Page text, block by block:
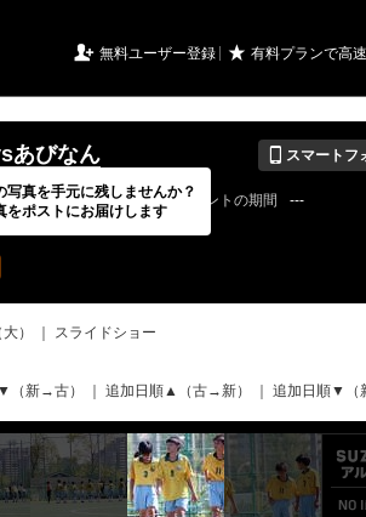
 無料ユーザー登録 ★ 有料プランで高
あびなん 📱 スマートフ
開終了日 無期限 イベントの期間
---
真の枚数 230 / 2000枚
）
スライドショー
（新→古） 追加日順▲（古→新） 追加日順▼（
写真を手元に残しませんか？
をポストにお届けします